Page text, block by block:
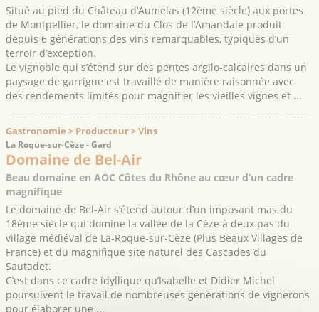
Situé au pied du Château d’Aumelas (12ème siècle) aux portes
de Montpellier, le domaine du Clos de l’Amandaie produit
depuis 6 générations des vins remarquables, typiques d’un
terroir d’exception.
Le vignoble qui s’étend sur des pentes argilo-calcaires dans un
paysage de garrigue est travaillé de manière raisonnée avec
des rendements limités pour magnifier les vieilles vignes et ...
Gastronomie > Producteur > Vins
La Roque-sur-Cèze - Gard
Domaine de Bel-Air
Beau domaine en AOC Côtes du Rhône au cœur d’un cadre
magnifique
Le domaine de Bel-Air s’étend autour d’un imposant mas du
18ème siècle qui domine la vallée de la Cèze à deux pas du
village médiéval de La-Roque-sur-Cèze (Plus Beaux Villages de
France) et du magnifique site naturel des Cascades du
Sautadet.
C’est dans ce cadre idyllique qu’Isabelle et Didier Michel
poursuivent le travail de nombreuses générations de vignerons
pour élaborer une ...